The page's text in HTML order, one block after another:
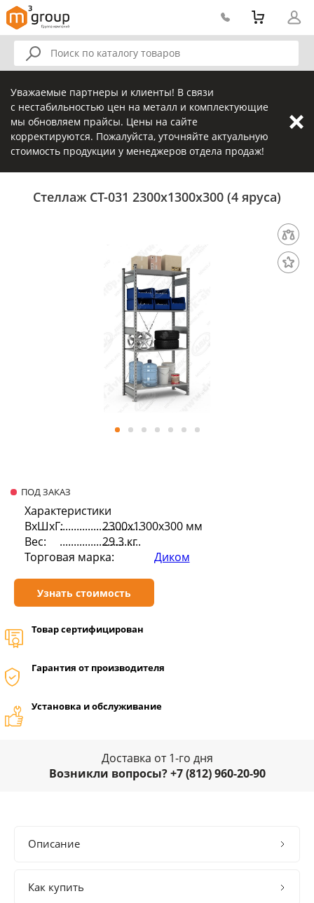
Уважаемые партнеры и клиенты! В связи
с нестабильностью цен на металл и комплектующие
мы обновляем прайсы. Цены на сайте
корректируются. Пожалуйста, уточняйте актуальную
стоимость продукции у менеджеров отдела продаж!
Стеллаж СТ-031 2300х1300х300 (4 яруса)
ПОД ЗАКАЗ
Характеристики
ВхШхГ:
2300х1300х300 мм
Вес:
29.3 кг
Торговая марка:
Диком
Узнать стоимость
Товар сертифицирован
Гарантия от производителя
Установка и обслуживание
Доставка от 1-го дня
Возникли вопросы? +7 (812) 960-20-90
Описание
Как купить